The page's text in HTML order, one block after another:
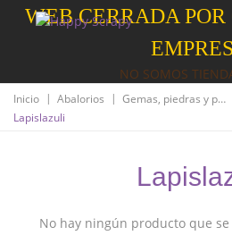
WEB CERRADA
NO SOMOS
Inicio | Abalorios | Gemas, piedras y perlas
Lapislazuli
No hay ningún producto que